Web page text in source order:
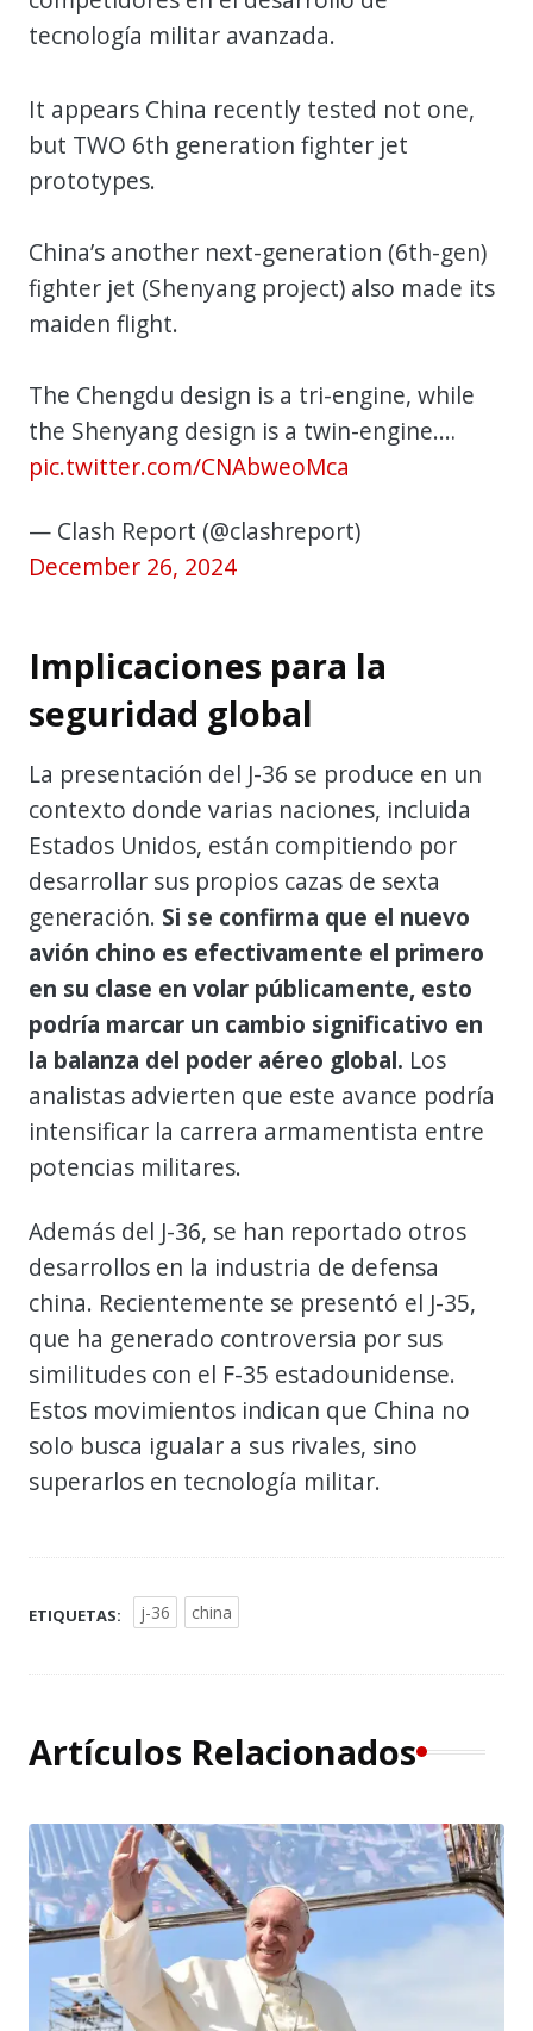
tecnología militar avanzada.
It appears China recently tested not one,
but TWO 6th generation fighter jet
prototypes.
China’s another next-generation (6th-gen)
fighter jet (Shenyang project) also made its
maiden flight.
The Chengdu design is a tri-engine, while
the Shenyang design is a twin-engine.…
pic.twitter.com/CNAbweoMca
— Clash Report (@clashreport)
December 26, 2024
Implicaciones para la
seguridad global
La presentación del J-36 se produce en un
contexto donde varias naciones, incluida
Estados Unidos, están compitiendo por
desarrollar sus propios cazas de sexta
generación. Si se confirma que el nuevo
avión chino es efectivamente el primero
en su clase en volar públicamente, esto
podría marcar un cambio significativo en
la balanza del poder aéreo global. Los
analistas advierten que este avance podría
intensificar la carrera armamentista entre
potencias militares.
Además del J-36, se han reportado otros
desarrollos en la industria de defensa
china. Recientemente se presentó el J-35,
que ha generado controversia por sus
similitudes con el F-35 estadounidense.
Estos movimientos indican que China no
solo busca igualar a sus rivales, sino
superarlos en tecnología militar.
ETIQUETAS: j-36 china
Artículos Relacionados